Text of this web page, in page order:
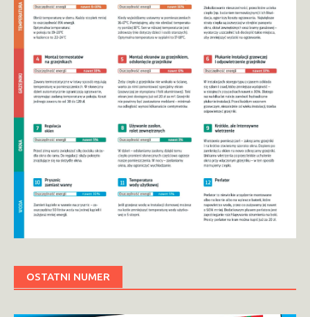
OSTATNI NUMER